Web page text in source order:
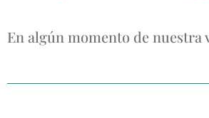
En algún momento de